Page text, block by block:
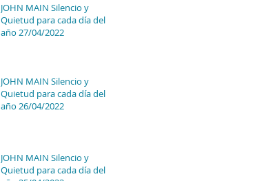
JOHN MAIN Silencio y
Quietud para cada día del
año 27/04/2022
JOHN MAIN Silencio y
Quietud para cada día del
año 26/04/2022
JOHN MAIN Silencio y
Quietud para cada día del